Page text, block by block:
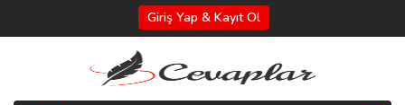
Giriş Yap & Kayıt Ol